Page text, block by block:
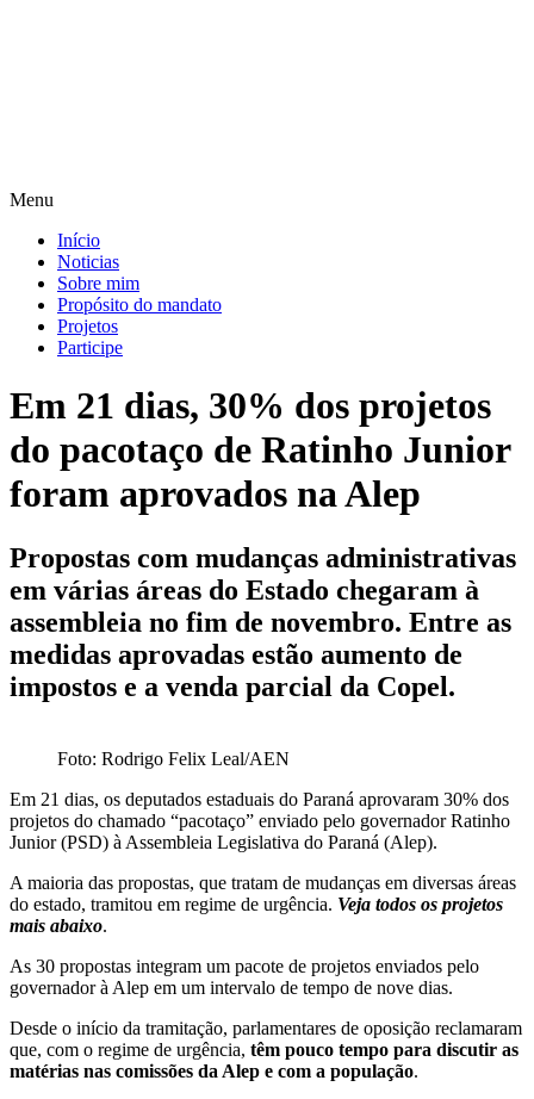
Menu
Início
Noticias
Sobre mim
Propósito do mandato
Projetos
Participe
Em 21 dias, 30% dos projetos
do pacotaço de Ratinho Junior
foram aprovados na Alep
Propostas com mudanças administrativas
em várias áreas do Estado chegaram à
assembleia no fim de novembro. Entre as
medidas aprovadas estão aumento de
impostos e a venda parcial da Copel.
Foto: Rodrigo Felix Leal/AEN
Em 21 dias, os deputados estaduais do Paraná aprovaram 30% dos
projetos do chamado “pacotaço” enviado pelo governador Ratinho
Junior (PSD) à Assembleia Legislativa do Paraná (Alep).
A maioria das propostas, que tratam de mudanças em diversas áreas
do estado, tramitou em regime de urgência. Veja todos os projetos
mais abaixo.
As 30 propostas integram um pacote de projetos enviados pelo
governador à Alep em um intervalo de tempo de nove dias.
Desde o início da tramitação, parlamentares de oposição reclamaram
que, com o regime de urgência, têm pouco tempo para discutir as
matérias nas comissões da Alep e com a população.